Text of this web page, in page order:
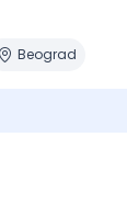
Beograd